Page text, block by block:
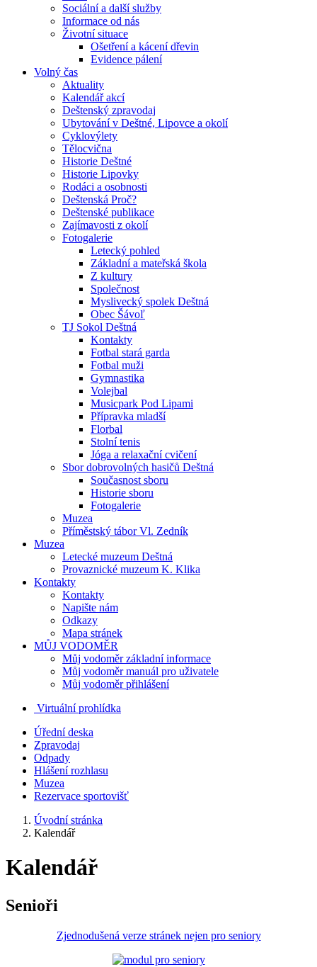
Sociální a další služby
Informace od nás
Životní situace
Ošetření a kácení dřevin
Evidence pálení
Volný čas
Aktuality
Kalendář akcí
Deštenský zpravodaj
Ubytování v Deštné, Lipovce a okolí
Cyklovýlety
Tělocvična
Historie Deštné
Historie Lipovky
Rodáci a osobnosti
Deštenská Proč?
Deštenské publikace
Zajímavosti z okolí
Fotogalerie
Letecký pohled
Základní a mateřská škola
Z kultury
Společnost
Myslivecký spolek Deštná
Obec Šávoľ
TJ Sokol Deštná
Kontakty
Fotbal stará garda
Fotbal muži
Gymnastika
Volejbal
Musicpark Pod Lipami
Přípravka mladší
Florbal
Stolní tenis
Jóga a relaxační cvičení
Sbor dobrovolných hasičů Deštná
Současnost sboru
Historie sboru
Fotogalerie
Muzea
Příměstský tábor Vl. Zedník
Muzea
Letecké muzeum Deštná
Provaznické muzeum K. Klika
Kontakty
Kontakty
Napište nám
Odkazy
Mapa stránek
MŮJ VODOMĚR
Můj vodoměr základní informace
Můj vodoměr manuál pro uživatele
Můj vodoměr přihlášení
Virtuální prohlídka
Úřední deska
Zpravodaj
Odpady
Hlášení rozhlasu
Muzea
Rezervace sportovišť
Úvodní stránka
Kalendář
Kalendář
Senioři
Zjednodušená verze stránek nejen pro seniory